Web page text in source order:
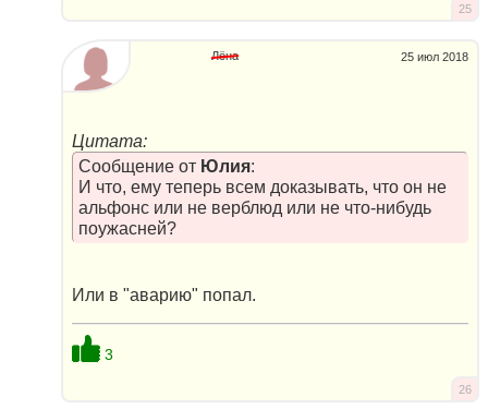
25
25 июл 2018
Лёна
Цитата:
Сообщение от Юлия:
И что, ему теперь всем доказывать, что он не
альфонс или не верблюд или не что-нибудь
поужасней?
Или в "аварию" попал.
3
26